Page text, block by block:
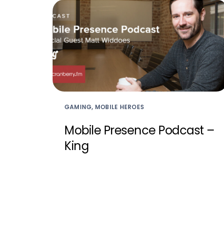
GAMING, MOBILE HEROES
Mobile Presence Podcast –
King